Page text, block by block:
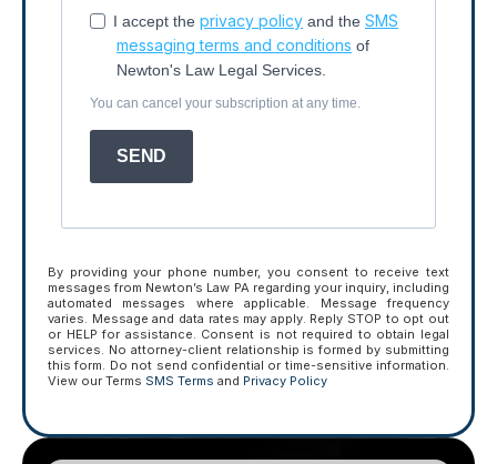
I accept the privacy policy and the SMS
messaging terms and conditions of
Newton's Law Legal Services.
You can cancel your subscription at any time.
SEND
By providing your phone number, you consent to receive text
messages from Newton’s Law PA regarding your inquiry, including
automated messages where applicable. Message frequency
varies. Message and data rates may apply. Reply STOP to opt out
or HELP for assistance. Consent is not required to obtain legal
services. No attorney-client relationship is formed by submitting
this form. Do not send confidential or time-sensitive information.
View our Terms SMS Terms and Privacy Policy